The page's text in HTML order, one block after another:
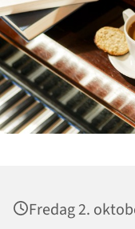
Fredag 2.